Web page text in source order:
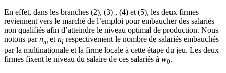
En effet, dans les branches (2), (3) , (4) et (5), les deux firmes
reviennent vers le marché de l’emploi pour embaucher des salariés
non qualifiés afin d’atteindre le niveau optimal de production. Nous
notons parnm et nl respectivement le nombre de salariés embauchés
par la multinationale et la firme locale à cette étape du jeu. Les deux
firmes fixent le niveau du salaire de ces salariés à w0.